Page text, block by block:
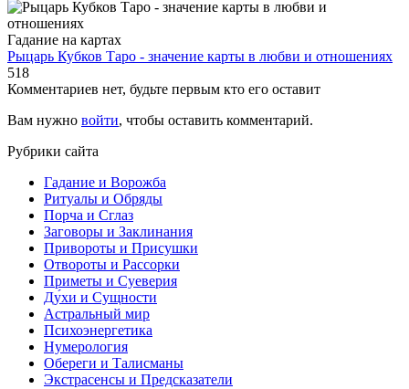
Гадание на картах
Рыцарь Кубков Таро - значение карты в любви и отношениях
518
Комментариев нет, будьте первым кто его оставит
Вам нужно войти, чтобы оставить комментарий.
Рубрики сайта
Гадание и Ворожба
Ритуалы и Обряды
Порча и Сглаз
Заговоры и Заклинания
Привороты и Присушки
Отвороты и Рассорки
Приметы и Суеверия
Ду́хи и Сущности
Астральный мир
Психоэнергетика
Нумерология
Обереги и Талисманы
Экстрасенсы и Предсказатели